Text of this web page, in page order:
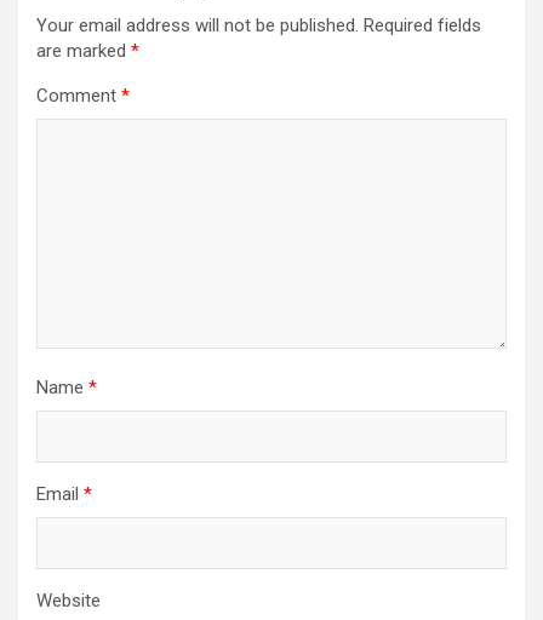
Your email address will not be published. Required fields
are marked *
Comment *
Name *
Email *
Website